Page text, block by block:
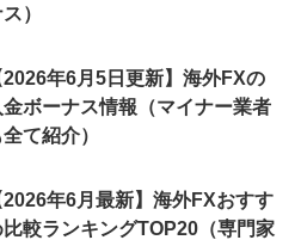
）
2026年6月5日更新】海外FXの
金ボーナス情報（マイナー業者
全て紹介）
2026年6月最新】海外FXおすす
比較ランキングTOP20（専門家